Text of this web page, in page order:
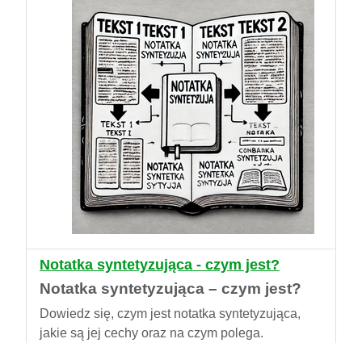
Notatka syntetyzująca - czym jest?
Notatka syntetyzująca – czym jest?
Dowiedz się, czym jest notatka syntetyzująca,
jakie są jej cechy oraz na czym polega.